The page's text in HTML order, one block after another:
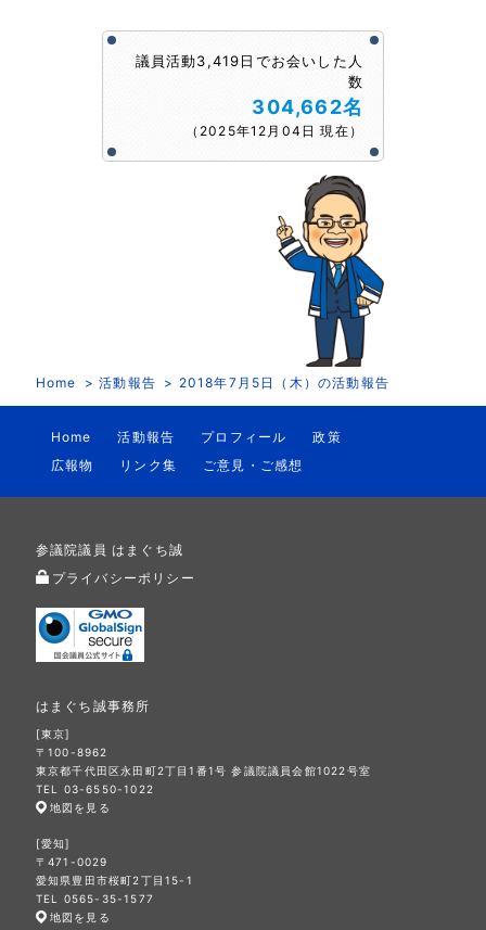
議員活動3,419日でお会いした人
数
304,662名
（2025年12月04日 現在）
Home 活動報告 2018年7月5日（木）の活動報告
Home 活動報告 プロフィール
政策
広報物
リンク集 ご意見・ご感想
参議院議員 はまぐち誠
プライバシーポリシー
はまぐち誠事務所
[東京]
〒100-8962
東京都千代田区永田町2丁目1番1号 参議院議員会館1022号室
TEL 03-6550-1022
地図を見る
[愛知]
〒471-0029
愛知県豊田市桜町2丁目15-1
TEL 0565-35-1577
地図を見る